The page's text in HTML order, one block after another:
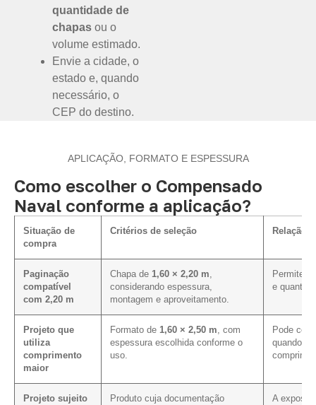
quantidade de
chapas ou o
volume estimado.
Envie a cidade, o
estado e, quando
necessário, o
CEP do destino.
APLICAÇÃO, FORMATO E ESPESSURA
Como escolher o Compensado
Naval conforme a aplicação?
Situação de
compra
Critérios de seleção Relação
Paginação
compatível
com 2,20 m
Chapa de 1,60 × 2,20 m
considerando espessura,
montagem e aproveitamento.
Permite
e
Projeto que
utiliza
comprimento
maior
Formato de 1,60 × 2,50 m , com
espessura escolhida conforme o
uso.
Pode
quando a
Projeto sujeito
Produto cuja documentação
A